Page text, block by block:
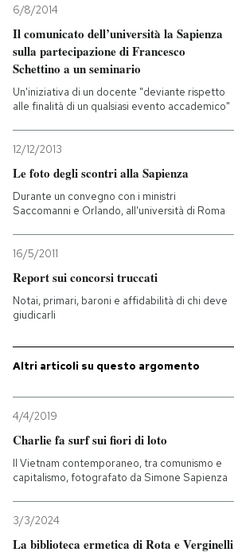
AREA PERSONALE
Entra
6/8/2014
Il comunicato dell’università la Sapienza
sulla partecipazione di Francesco
Schettino a un seminario
Un'iniziativa di un docente "deviante rispetto
alle finalità di un qualsiasi evento accademico"
12/12/2013
Le foto degli scontri alla Sapienza
Durante un convegno con i ministri
Saccomanni e Orlando, all'università di Roma
16/5/2011
Report sui concorsi truccati
Notai, primari, baroni e affidabilità di chi deve
giudicarli
Altri articoli su questo argomento
4/4/2019
Charlie fa surf sui fiori di loto
Il Vietnam contemporaneo, tra comunismo e
capitalismo, fotografato da Simone Sapienza
3/3/2024
La biblioteca ermetica di Rota e Verginelli